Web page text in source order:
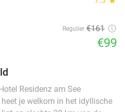
Regulier €161
€99
Residenz am See
je welkom in het idyllische